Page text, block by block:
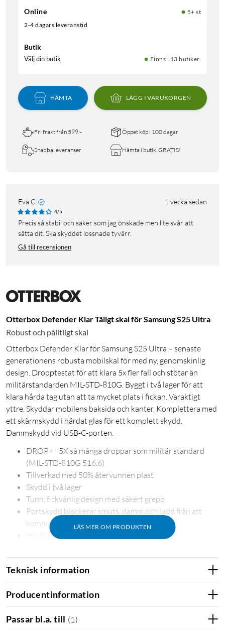
Online
5+ st
2-4 dagars leveranstid
Butik
Välj din butik Finns i 13 butiker.
HÄMTA LÄGG I VARUKORGEN
Fri frakt från 599:- Öppet köp i 100 dagar
Snabba leveranser Hämta i butik, GRATIS!
Eva C 1 vecka sedan
4/5
Precis så stabil och säker som jag önskade men lite svår att
sätta dit. Skalskyddet lossnade tyvärr.
Gå till recensionen
Otterbox Defender Klar Tåligt skal för Samsung S25 Ultra
Robust och pålitligt skal
Otterbox Defender Klar för Samsung S25 Ultra – senaste
generationens robusta mobilskal för med ny, genomskinlig
design. Dropptestat för att klara 5x fler fall och stötar än
militärstandarden MIL-STD-810G. Byggt i två lager för att
klara hårda tag utan att ta mycket plats i fickan. Varaktigt
yttre. Skyddar mobilens baksida och kanter. Komplettera med
ett skärmskydd i härdat glas för ett komplett skydd.
Dammskydd vid USB-C-porten.
LÄS MER OM PRODUKTEN
DROP+ | 5X så många droppar som militär standard
(MIL-STD-810G 516.6)
Tillverkad med 50% återvunnen plast
Skydd i två lager
Tunn, fickvänlig design med säkert grepp
Portskydd blockerar smuts, damm och ludd från att
komma in i uttag och portar
Höjda kanter skyddar kamera och skärm
Teknisk information
Producentinformation
Passar bl.a. till (1 )